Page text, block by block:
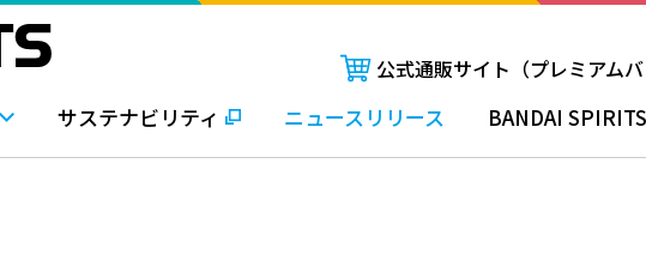
公式通販サイト（プレミアムバ
サステナビリティ ニュースリリース BANDAI